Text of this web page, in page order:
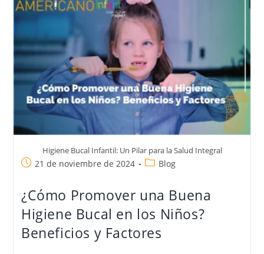
Higiene Bucal Infantil: Un Pilar para la Salud Integral
21 de noviembre de 2024 Blog
¿Cómo Promover una Buena
Higiene Bucal en los Niños?
Beneficios y Factores